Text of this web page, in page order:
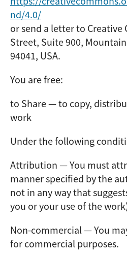
nd/4.0/
or send a letter to Creative
Street, Suite 900,
94041, USA.
You are free:
to Share — to copy,
work
Under the following
Attribution — You must
manner specified by the
not in any way that
you or your use of the
Non-commercial — You
for commercial purposes.